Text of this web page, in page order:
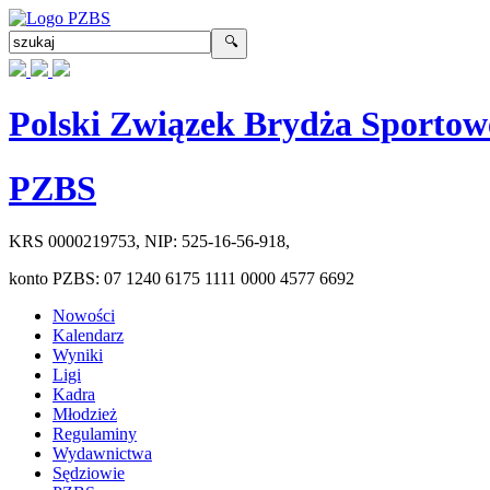
Polski Związek Brydża
PZBS
KRS 0000219753, NIP: 525-16-56-918,
konto PZBS: 07 1240 6175 1111 0000 4577 6692
Nowości
Kalendarz
Wyniki
Ligi
Kadra
Młodzież
Regulaminy
Wydawnictwa
Sędziowie